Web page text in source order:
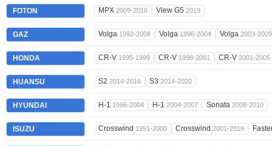
FOTON MPX 2009-2018 View G5 2019
GAZ Volga 1992-2008 Volga 1996-2004 Volga 2003-2009
HONDA CR-V 1995-1999 CR-V 1998-2001 CR-V 2001-2005
HUANSU S2 2014-2016 S3 2014-2020
HYUNDAI H-1 1996-2004 H-1 2004-2007 Sonata 2008-2010
ISUZU Crosswind 1991-2000 Crosswind 2001-2019